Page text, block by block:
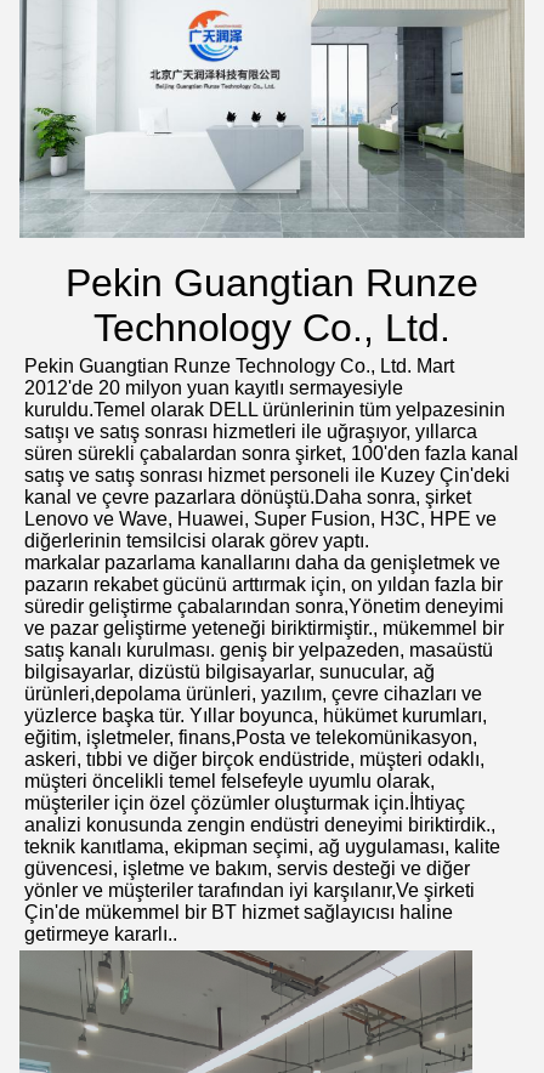
Pekin Guangtian Runze
Technology Co., Ltd.
Pekin Guangtian Runze Technology Co., Ltd. Mart
2012'de 20 milyon yuan kayıtlı sermayesiyle
kuruldu.Temel olarak DELL ürünlerinin tüm yelpazesinin
satışı ve satış sonrası hizmetleri ile uğraşıyor, yıllarca
süren sürekli çabalardan sonra şirket, 100'den fazla kanal
satış ve satış sonrası hizmet personeli ile Kuzey Çin'deki
kanal ve çevre pazarlara dönüştü.Daha sonra, şirket
Lenovo ve Wave, Huawei, Super Fusion, H3C, HPE ve
diğerlerinin temsilcisi olarak görev yaptı.
markalar pazarlama kanallarını daha da genişletmek ve
pazarın rekabet gücünü arttırmak için, on yıldan fazla bir
süredir geliştirme çabalarından sonra,Yönetim deneyimi
ve pazar geliştirme yeteneği biriktirmiştir., mükemmel bir
satış kanalı kurulması. geniş bir yelpazeden, masaüstü
bilgisayarlar, dizüstü bilgisayarlar, sunucular, ağ
ürünleri,depolama ürünleri, yazılım, çevre cihazları ve
yüzlerce başka tür. Yıllar boyunca, hükümet kurumları,
eğitim, işletmeler, finans,Posta ve telekomünikasyon,
askeri, tıbbi ve diğer birçok endüstride, müşteri odaklı,
müşteri öncelikli temel felsefeyle uyumlu olarak,
müşteriler için özel çözümler oluşturmak için.İhtiyaç
analizi konusunda zengin endüstri deneyimi biriktirdik.,
teknik kanıtlama, ekipman seçimi, ağ uygulaması, kalite
güvencesi, işletme ve bakım, servis desteği ve diğer
yönler ve müşteriler tarafından iyi karşılanır,Ve şirketi
Çin'de mükemmel bir BT hizmet sağlayıcısı haline
getirmeye kararlı..